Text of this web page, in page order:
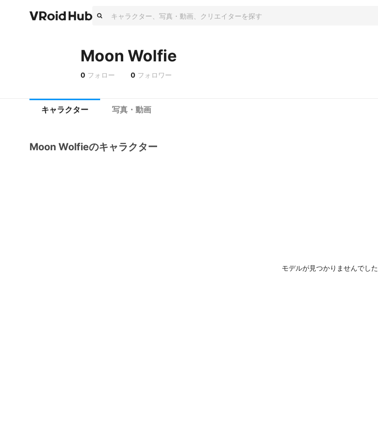
Moon Wolfie
0 フォロー 0 フォロワー
キャラクター 写真・動画
Moon Wolfieのキャラクター
モデルが見つかりませんでした